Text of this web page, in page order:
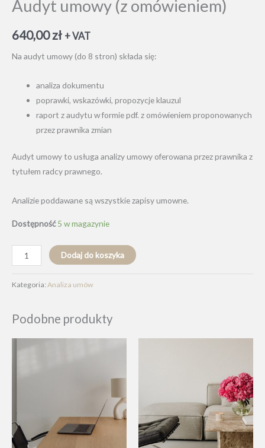
Audyt umowy (z omówieniem)
640,00zł + VAT
Na audyt umowy (do 8 stron) składa się:
analiza dokumentu
poprawki, wskazówki, propozycje klauzul
raport z audytu w formie pdf. z omówieniem proponowanych
przez prawnika zmian
Audyt umowy to usługa analizy umowy oferowana przez prawnika z
tytułem radcy prawnego.
Analizie poddawane są wszystkie zapisy umowne.
Dostępność 5 w magazynie
ilość
Audyt
umowy
Dodaj do koszyka
Kategoria: Analiza umów
Podobne produkty